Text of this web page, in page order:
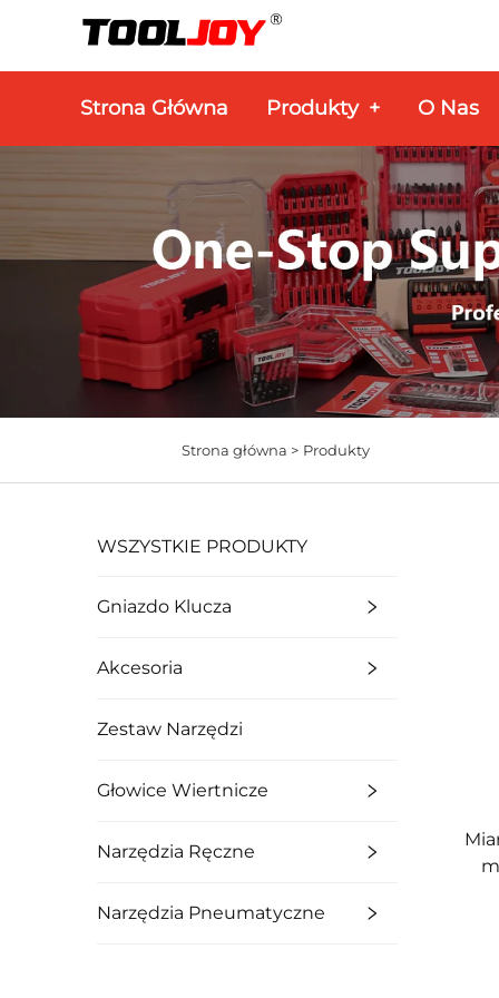
Strona Główna Produkty + O Nas
Strona główna > Produkty
WSZYSTKIE PRODUKTY
Gniazdo Klucza
Akcesoria
Zestaw Narzędzi
Głowice Wiertnicze
Narzędzia Ręczne
Narzędzia Pneumatyczne